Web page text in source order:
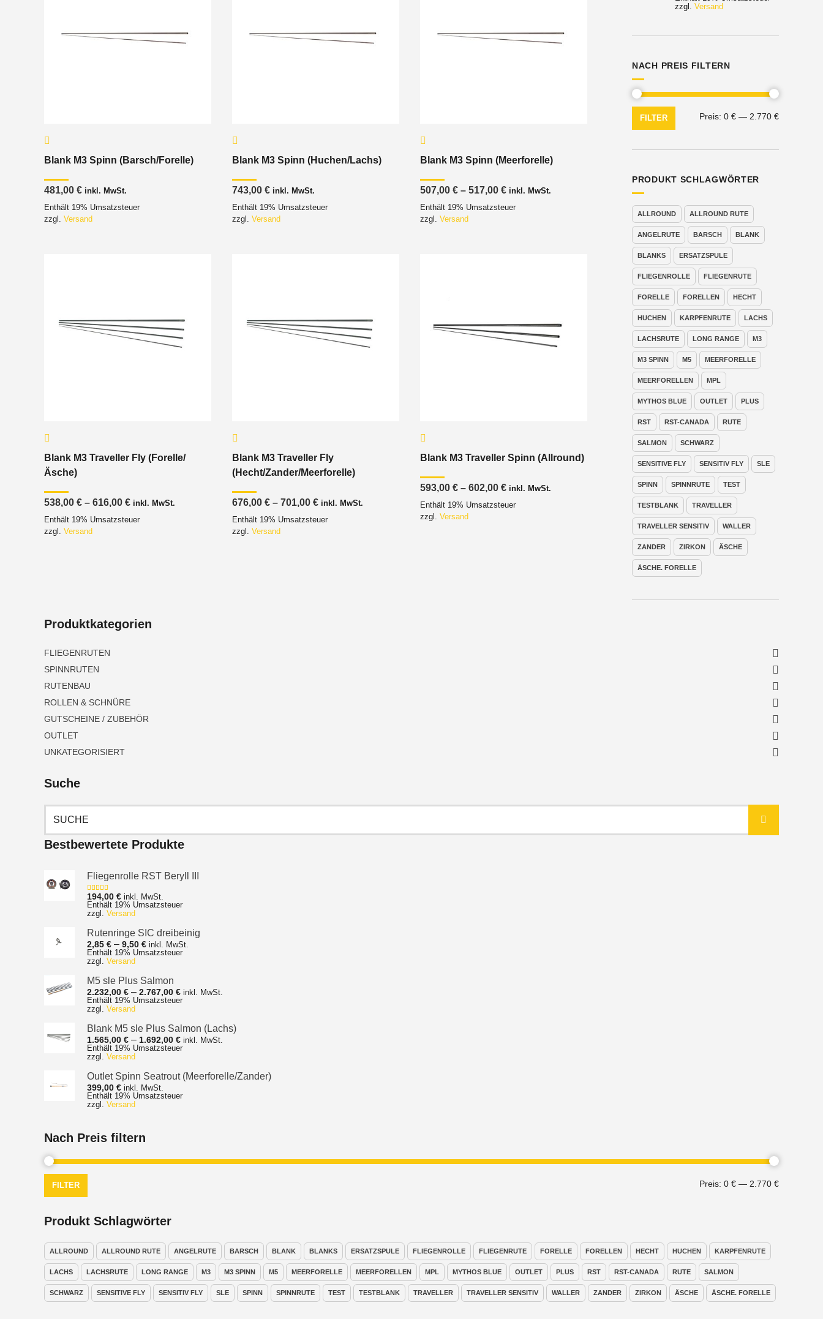
Blank M3 Spinn (Barsch/Forelle)
481,00 € inkl. MwSt.
Enthält 19% Umsatzsteuer
zzgl. Versand
Blank M3 Spinn (Huchen/Lachs)
743,00 € inkl. MwSt.
Enthält 19% Umsatzsteuer
zzgl. Versand
Blank M3 Spinn (Meerforelle)
507,00 € – 517,00 €Preisspanne:
bis
inkl. MwSt.
Enthält 19% Umsatzsteuer
zzgl. Versand
Blank M3 Traveller Fly (Forelle/
Äsche)
538,00 € – 616,00 €Preisspanne:
bis
inkl. MwSt.
Enthält 19% Umsatzsteuer
zzgl. Versand
Blank M3 Traveller Fly
(Hecht/Zander/Meerforelle)
676,00 € – 701,00 €Preisspanne:
bis
inkl. MwSt.
Enthält 19% Umsatzsteuer
zzgl. Versand
Blank M3 Traveller Spinn (Allround)
593,00 € – 602,00 €Preisspanne:
bis
inkl. MwSt.
Enthält 19% Umsatzsteuer
zzgl. Versand
zzgl. Versand
NACH PREIS FILTERN
Min.
Max.
FILTER Preis: 0 €— 2.770 €
PRODUKT SCHLAGWÖRTER
ALLROUND ALLROUND RUTE
ANGELRUTE BARSCH BLANK
BLANKS ERSATZSPULE
FLIEGENROLLE FLIEGENRUTE
FORELLE FORELLEN HECHT
HUCHEN KARPFENRUTE LACHS
LACHSRUTE LONG RANGE M3
M3 SPINN M5 MEERFORELLE
MEERFORELLEN MPL
MYTHOS BLUE OUTLET PLUS
RST RST-CANADA RUTE
SALMON SCHWARZ
SENSITIVE FLY SENSITIV FLY SLE
SPINN SPINNRUTE TEST
TESTBLANK TRAVELLER
TRAVELLER SENSITIV WALLER
ZANDER ZIRKON ÄSCHE
ÄSCHE. FORELLE
Produktkategorien
FLIEGENRUTEN
SPINNRUTEN
RUTENBAU
ROLLEN & SCHNÜRE
GUTSCHEINE / ZUBEHÖR
OUTLET
UNKATEGORISIERT
Suche
nach:
Bestbewertete Produkte
Fliegenrolle RST Beryll III
Bewertet mit
5.00von 5
194,00 € inkl. MwSt.
Enthält 19% Umsatzsteuer
zzgl. Versand
Rutenringe SIC dreibeinig
2,85 € – 9,50 €Preisspanne:
2,85 €
inkl. MwSt.
Enthält 19% Umsatzsteuer
zzgl. Versand
M5 sle Plus Salmon
2.232,00 € – 2.767,00 €Preisspanne:
2.232,00 €
inkl. MwSt.
Enthält 19% Umsatzsteuer
zzgl. Versand
Blank M5 sle Plus Salmon (Lachs)
1.565,00 € – 1.692,00 €Preisspanne:
1.565,00 €
inkl. MwSt.
Enthält 19% Umsatzsteuer
zzgl. Versand
Outlet Spinn Seatrout (Meerforelle/Zander)
399,00 € inkl. MwSt.
Enthält 19% Umsatzsteuer
zzgl. Versand
Nach Preis filtern
Min.
Max.
FILTER Preis: 0 € — 2.770 €
Produkt Schlagwörter
ALLROUND ALLROUND RUTE ANGELRUTE BARSCH BLANK BLANKS ERSATZSPULE FLIEGENROLLE FLIEGENRUTE FORELLE FORELLEN HECHT HUCHEN KARPFENRUTE
LACHS LACHSRUTE LONG RANGE M3 M3 SPINN M5 MEERFORELLE MEERFORELLEN MPL MYTHOS BLUE OUTLET PLUS RST RST-CANADA RUTE SALMON
SCHWARZ SENSITIVE FLY SENSITIV FLY SLE SPINN SPINNRUTE TEST TESTBLANK TRAVELLER TRAVELLER SENSITIV WALLER ZANDER ZIRKON ÄSCHE ÄSCHE. FORELLE